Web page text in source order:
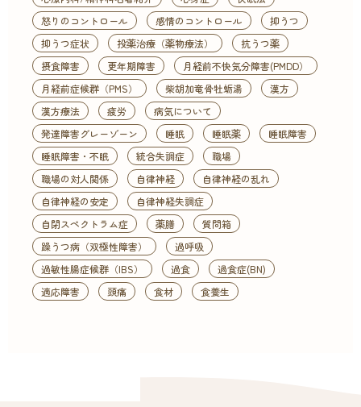
怒りのコントロール
感情のコントロール
抑うつ
抑うつ症状
投薬治療（薬物療法）
抗うつ薬
摂食障害
更年期障害
月経前不快気分障害(PMDD）
月経前症候群（PMS）
柴胡加竜骨牡蛎湯
漢方
漢方療法
疲労
病気について
発達障害グレーゾーン
睡眠 睡眠薬
睡眠障害
睡眠障害・不眠
統合失調症
職場
職場の対人関係
自律神経
自律神経の乱れ
自律神経の安定
自律神経失調症
自閉スペクトラム症
薬膳
質問箱
躁うつ病（双極性障害）
過呼吸
過敏性腸症候群（IBS）
過食
過食症(BN)
適応障害
頭痛 食材 食養生